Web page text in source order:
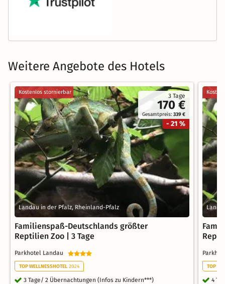
Weitere Angebote des Hotels
3 Tage
170 €
Gesamtpreis:339 €
- 21 %
Kostenlos stornierbar
Landau in der Pfalz, Rheinland-Pfalz
Familienspaß-Deutschlands größter
Reptilien Zoo | 3 Tage
Parkhotel Landau
TOP WELLNESSHOTEL 2024
3 Tage/ 2 Übernachtungen (Infos zu Kindern***)
TOP
4